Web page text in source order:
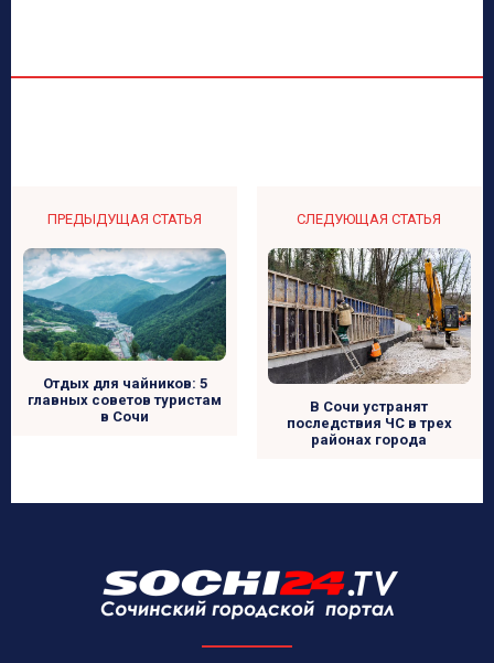
ПРЕДЫДУЩАЯ СТАТЬЯ
Отдых для чайников: 5
главных советов туристам
в Сочи
СЛЕДУЮЩАЯ СТАТЬЯ
В Сочи устранят
последствия ЧС в трех
районах города